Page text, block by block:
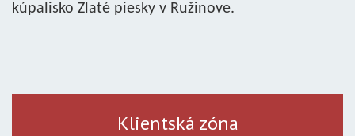
kúpalisko Zlaté piesky v Ružinove.
Klientská zóna